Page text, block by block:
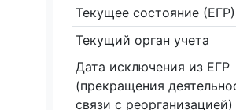
Текущее состояние (ЕГР)
Текущий орган учета
Дата исключения из ЕГР
(прекращения
связи с реорганизацией)